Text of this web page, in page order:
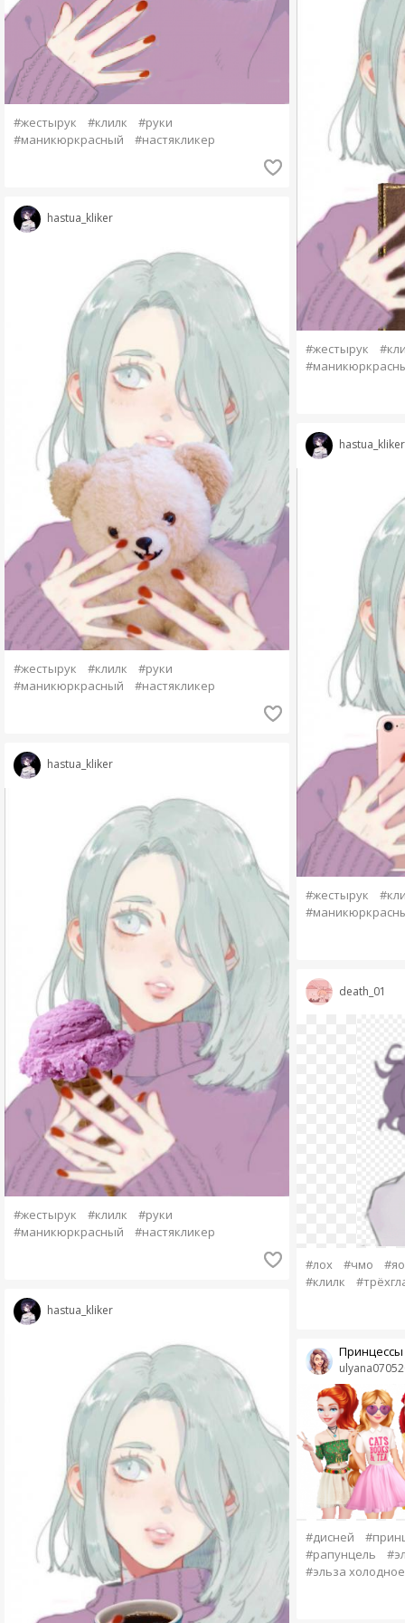
#жестырук #клилк
#руки
#маникюркрасный
#настякликер
hastua_kliker
#жестырук #клилк
#руки
#маникюркрасный
#настякликер
hastua_kliker
#жестырук #клилк
#руки
#маникюркрасный
#настякликер
hastua_kliker
#жестырук
hastua_kliker
#жестырук
death_01
#лох #чмо
#клилк
Принцессы
#дисней
#рапунцель
#эльза